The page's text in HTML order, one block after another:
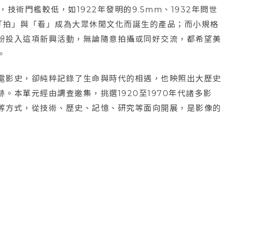
技術門檻較低，如1922年發明的9.5mm、1932年問世
」與「看」成為大眾休閒文化而誕生的產品；而小規格
入這項新興活動，無論隨意拍攝或同好交流，都希望美
史，卻純粹記錄了生命與時代的相遇，也映照出大歷史
。本單元經由調查邀集，挑選1920至1970年代諸多影
式，從技術、歷史、記憶、研究等面向開展，是影像的